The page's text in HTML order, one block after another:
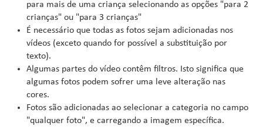
para mais de uma criança selecionando as opções "para 2
crianças" ou "para 3 crianças"
É necessário que todas as fotos sejam adicionadas nos
vídeos (exceto quando for possível a substituição por
texto).
Algumas partes do vídeo contêm filtros. Isto significa que
algumas fotos podem sofrer uma leve alteração nas
cores.
Fotos são adicionadas ao selecionar a categoria no campo
"qualquer foto", e carregando a imagem específica.